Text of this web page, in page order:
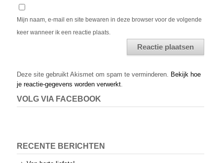
Mijn naam, e-mail en site bewaren in deze browser voor de volgende
keer wanneer ik een reactie plaats.
Deze site gebruikt Akismet om spam te verminderen. Bekijk hoe
je reactie-gegevens worden verwerkt.
VOLG VIA FACEBOOK
RECENTE BERICHTEN